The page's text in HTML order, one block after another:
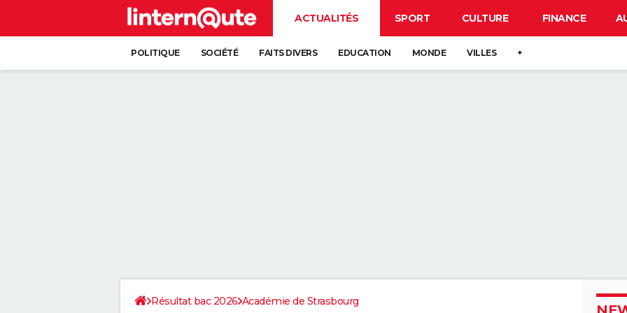
ACTUALITÉS SPORT CULTURE FINANCE
POLITIQUE SOCIÉTÉ FAITS DIVERS EDUCATION MONDE VILLES +
Résultat bac 2026 Académie de Strasbourg